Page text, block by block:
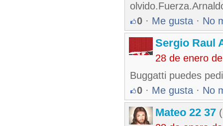
0 · Me gusta · No
Sergio Raul
28 de enero
Buggatti puedes
0 · Me gusta · No
Mateo 22 37